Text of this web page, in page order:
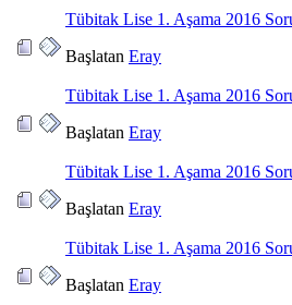
Tübitak Lise 1. Aşama 2016
Başlatan Eray
Tübitak Lise 1. Aşama 2016
Başlatan Eray
Tübitak Lise 1. Aşama 2016
Başlatan Eray
Tübitak Lise 1. Aşama 2016
Başlatan Eray